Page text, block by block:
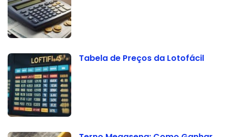
Tabela de Preços da Lotofácil